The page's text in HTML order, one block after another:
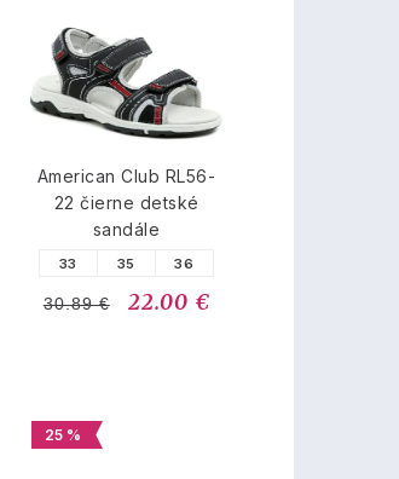
American Club RL56-
22 čierne detské
sandále
33 35 36
30.89 € 22.00 €
25 %